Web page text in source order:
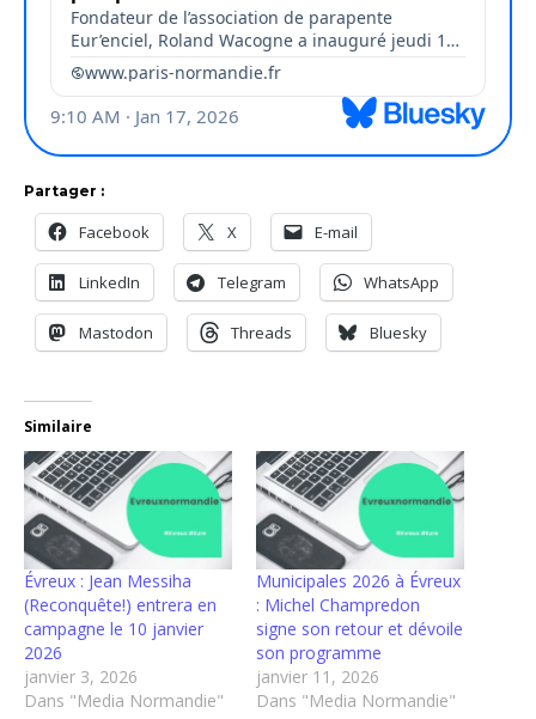
Partager :
Facebook X E-mail
LinkedIn Telegram WhatsApp
Mastodon Threads Bluesky
Similaire
Évreux : Jean Messiha
(Reconquête!) entrera en
campagne le 10 janvier
2026
janvier 3, 2026
Dans "Media Normandie"
Municipales 2026 à Évreux
: Michel Champredon
signe son retour et dévoile
son programme
janvier 11, 2026
Dans "Media Normandie"